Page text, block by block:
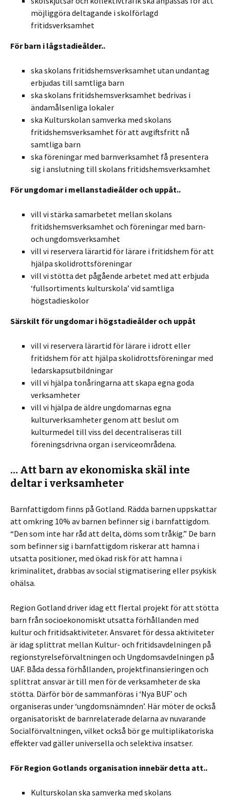
möjliggöra deltagande i skolförlagd
fritidsverksamhet
För barn i lågstadieålder..
ska skolans fritidshemsverksamhet utan undantag
erbjudas till samtliga barn
ska skolans fritidshemsverksamhet bedrivas i
ändamålsenliga lokaler
ska Kulturskolan samverka med skolans
fritidshemsverksamhet för att avgiftsfritt nå
samtliga barn
ska föreningar med barnverksamhet få presentera
sig i anslutning till skolans fritidshemsverksamhet
För ungdomar i mellanstadieålder och uppåt..
vill vi stärka samarbetet mellan skolans
fritidshemsverksamhet och föreningar med barn-
och ungdomsverksamhet
vill vi reservera lärartid för lärare i fritidshem för att
hjälpa skolidrottsföreningar
vill vi stötta det pågående arbetet med att erbjuda
‘fullsortiments kulturskola’ vid samtliga
högstadieskolor
Särskilt för ungdomar i högstadieålder och uppåt
vill vi reservera lärartid för lärare i idrott eller
fritidshem för att hjälpa skolidrottsföreningar med
ledarskapsutbildningar
vill vi hjälpa tonåringarna att skapa egna goda
verksamheter
vill vi hjälpa de äldre ungdomarnas egna
kulturverksamheter genom att beslut om
kulturmedel till viss del decentraliseras till
föreningsdrivna organ i serviceområdena.
… Att barn av ekonomiska skäl inte
deltar i verksamheter
Barnfattigdom finns på Gotland. Rädda barnen uppskattar
att omkring 10% av barnen befinner sig i barnfattigdom.
“Den som inte har råd att delta, döms som tråkig.” De barn
som befinner sig i barnfattigdom riskerar att hamna i
utsatta positioner, med ökad risk för att hamna i
kriminalitet, drabbas av social stigmatisering eller psykisk
ohälsa.
Region Gotland driver idag ett flertal projekt för att stötta
barn från socioekonomiskt utsatta förhållanden med
kultur och fritidsaktiviteter. Ansvaret för dessa aktiviteter
är idag splittrat mellan Kultur- och fritidsavdelningen på
regionstyrelseförvaltningen och Ungdomsavdelningen på
UAF. Båda dessa förhållanden, projektfinansieringen och
splittrat ansvar är till men för de verksamheter de ska
stötta. Därför bör de sammanföras i ‘Nya BUF’ och
organiseras under ‘ungdomsnämnden’. Här möter de också
organisatoriskt de barnrelaterade delarna av nuvarande
Socialförvaltningen, vilket också bör ge multiplikatoriska
effekter vad gäller universella och selektiva insatser.
För Region Gotlands organisation innebär detta att..
Kulturskolan ska samverka med skolans